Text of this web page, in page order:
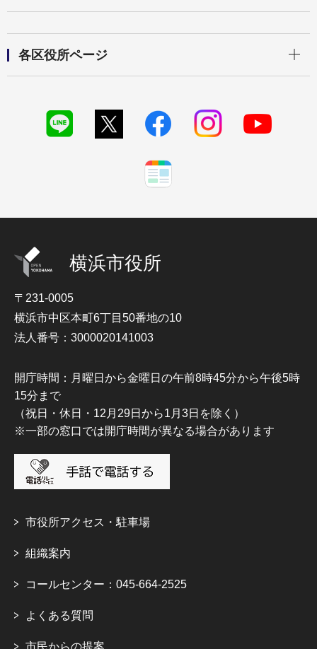
各区役所ページ
横浜市役所
〒231-0005
横浜市中区本町6丁目50番地の10
法人番号：3000020141003
開庁時間：月曜日から金曜日の午前8時45分から午後5時
15分まで
（祝日・休日・12月29日から1月3日を除く）
※一部の窓口では開庁時間が異なる場合があります
市役所アクセス・駐車場
組織案内
コールセンター：045-664-2525
よくある質問
市民からの提案